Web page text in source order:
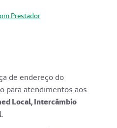
Prestador
de endereço do
para atendimentos aos
Local, Intercâmbio
.